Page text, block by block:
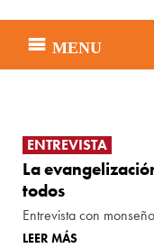
MENU
ENTREVISTA
La
todos
Entrevista con
LEER MÁS